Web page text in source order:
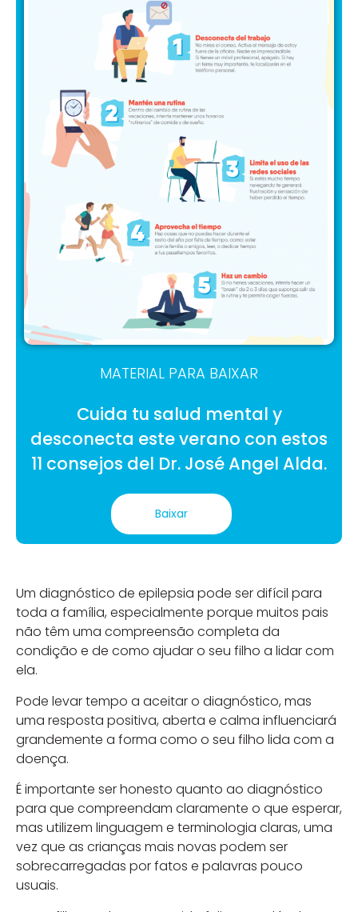
MATERIAL PARA BAIXAR
Cuida tu salud mental y
desconecta este verano con estos
11 consejos del Dr. José Angel Alda.
Baixar
Um diagnóstico de epilepsia pode ser difícil para
toda a família, especialmente porque muitos pais
não têm uma compreensão completa da
condição e de como ajudar o seu filho a lidar com
ela.
Pode levar tempo a aceitar o diagnóstico, mas
uma resposta positiva, aberta e calma influenciará
grandemente a forma como o seu filho lida com a
doença.
É importante ser honesto quanto ao diagnóstico
para que compreendam claramente o que esperar,
mas utilizem linguagem e terminologia claras, uma
vez que as crianças mais novas podem ser
sobrecarregadas por fatos e palavras pouco
usuais.